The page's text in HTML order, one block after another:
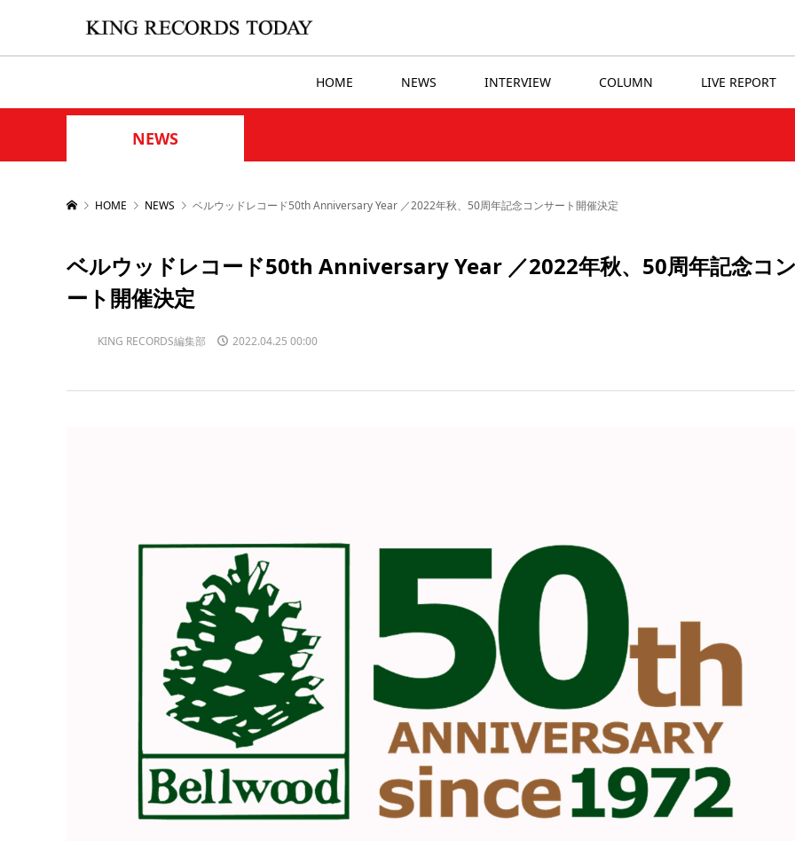
HOME NEWS INTERVIEW COLUMN LIVE REPORT
NEWS
HOME NEWS ベルウッドレコード50th Anniversary Year ／2022年秋、50周年記念コンサート開催決定
ベルウッドレコード50th Anniversary Year ／2022年秋、50周年記念コ
ート開催決定
KING RECORDS編集部 2022.04.25 00:00